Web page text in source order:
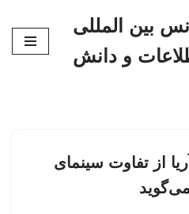
بین المللی
و دانش
از تفاوت سینمای